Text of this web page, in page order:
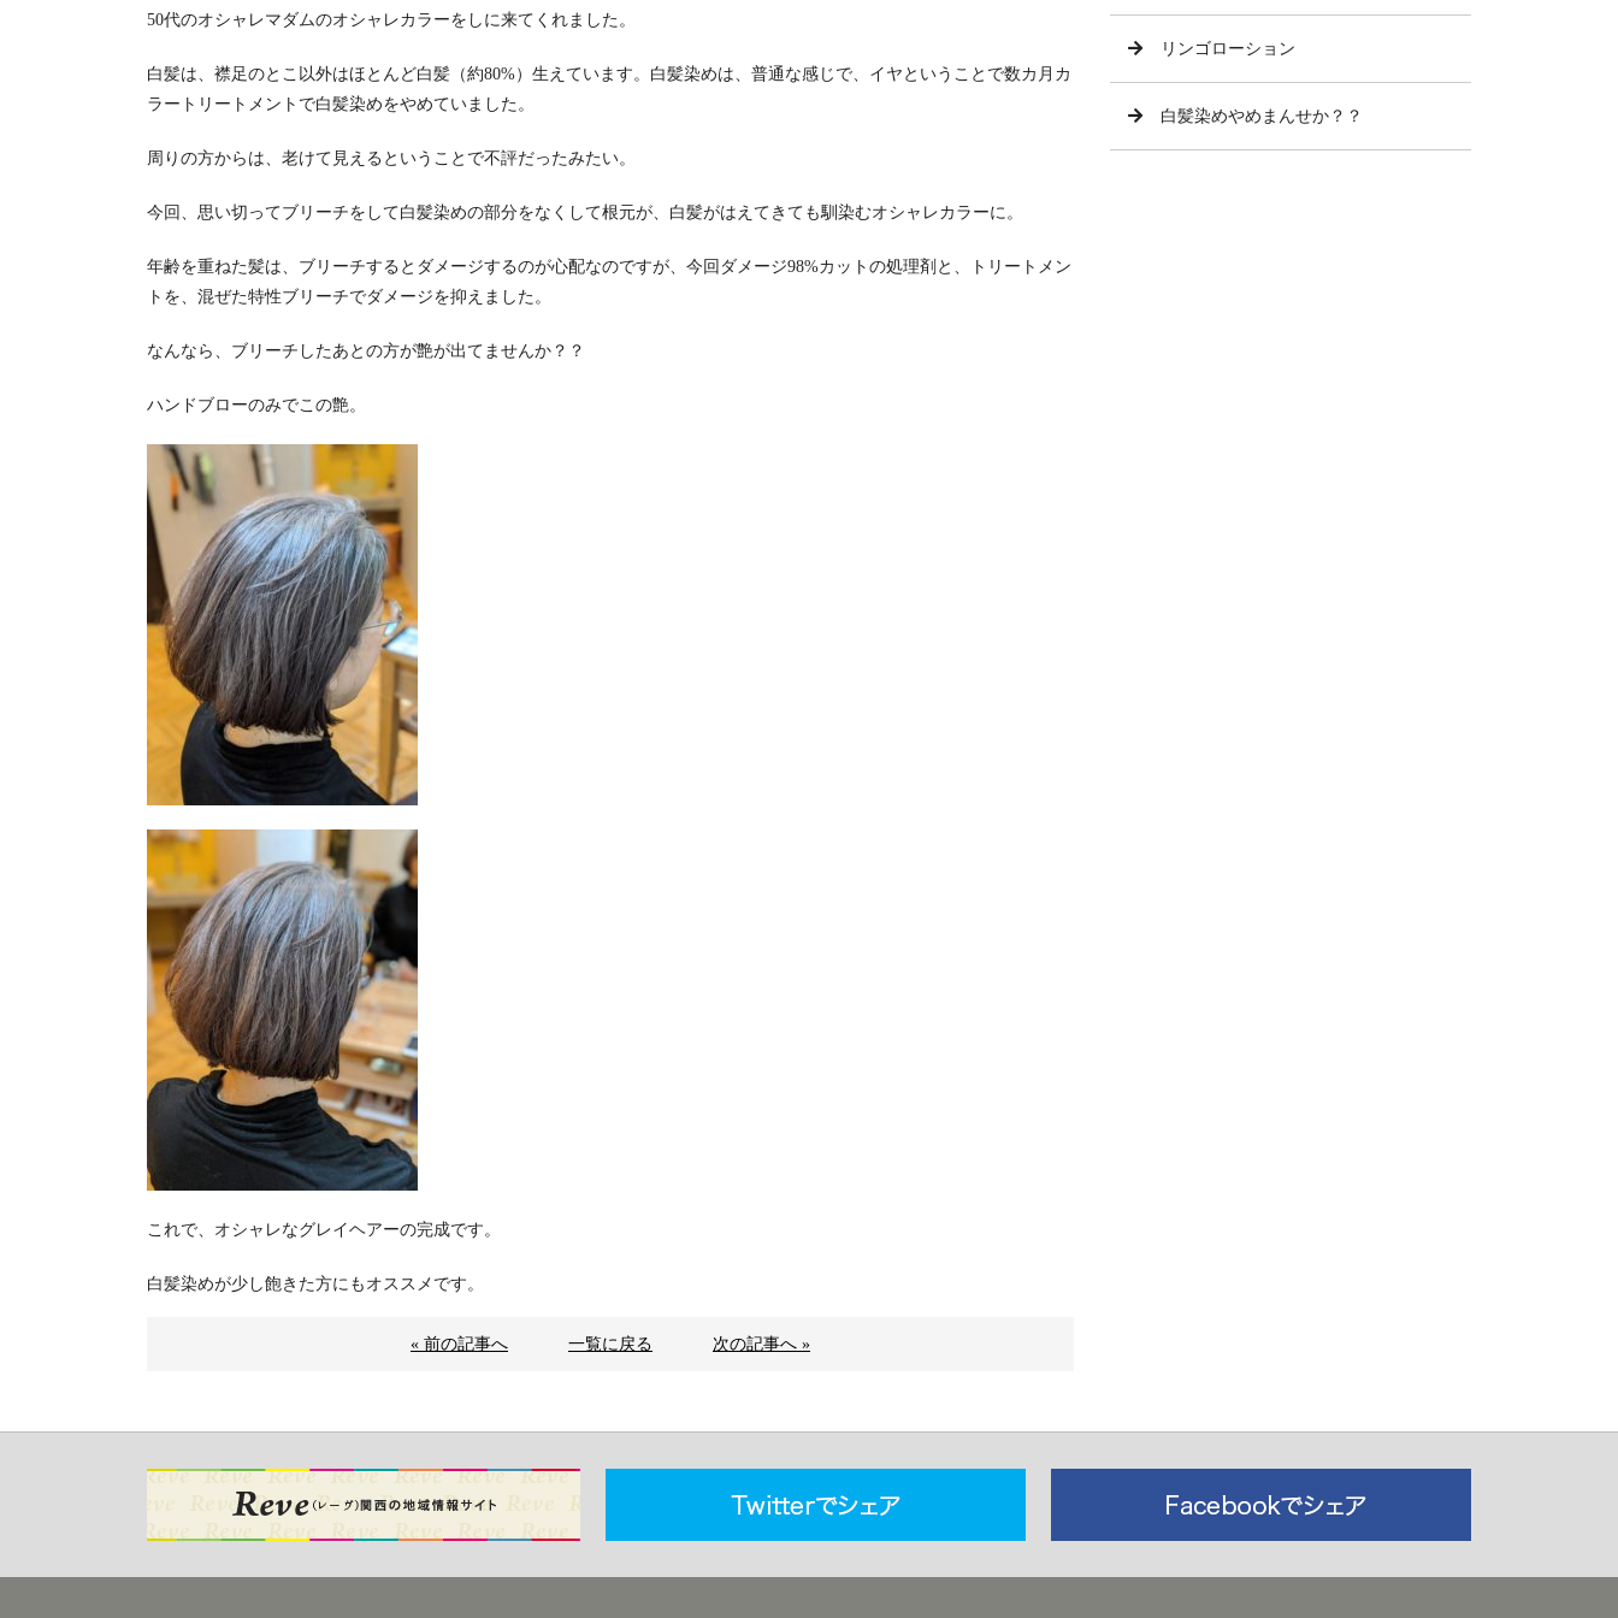
50代のオシャレマダムのオシャレカラーをしに来てくれました。
白髪は、襟足のとこ以外はほとんど白髪（約80%）生えています。白髪染めは、普通な感じで、イヤということで数カ月カ
ラートリートメントで白髪染めをやめていました。
周りの方からは、老けて見えるということで不評だったみたい。
今回、思い切ってブリーチをして白髪染めの部分をなくして根元が、白髪がはえてきても馴染むオシャレカラーに。
年齢を重ねた髪は、ブリーチするとダメージするのが心配なのですが、今回ダメージ98%カットの処理剤と、トリートメン
トを、混ぜた特性ブリーチでダメージを抑えました。
なんなら、ブリーチしたあとの方が艶が出てませんか？？
ハンドブローのみでこの艶。
これで、オシャレなグレイヘアーの完成です。
白髪染めが少し飽きた方にもオススメです。
« 前の記事へ 一覧に戻る 次の記事へ »
リンゴローション
白髪染めやめまんせか？？